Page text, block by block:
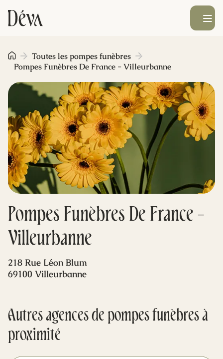
Obsèques
Prévoyance
Monument funéraire
Livraison de fleurs
Blog
Ouvrir le
Pompes Funèbres De France -
Villeurbanne
Toutes les pompes funèbres
Pompes Funèbres De France - Villeurbanne
218 Rue Léon Blum
69100 Villeurbanne
Autres agences de pompes funèbres à
proximité